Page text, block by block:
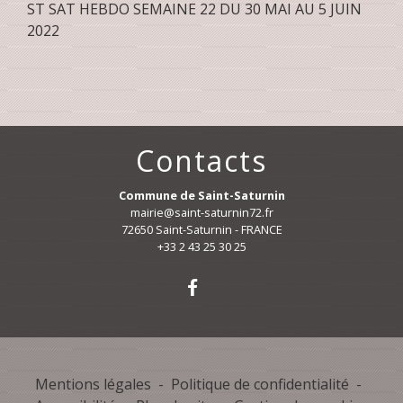
ST SAT HEBDO SEMAINE 22 DU 30 MAI AU 5 JUIN
2022
Contacts
Commune de Saint-Saturnin
mairie@saint-saturnin72.fr
72650 Saint-Saturnin - FRANCE
+33 2 43 25 30 25
Mentions légales - Politique de confidentialité -